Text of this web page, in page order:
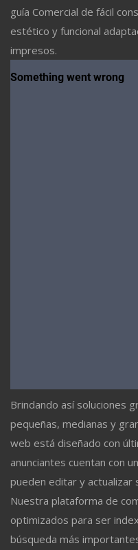
guía Comercial de fácil
estético y funcional
impresos.
Brindando así soluciones
pequeñas, medianas y
web está diseñado con
anunciantes cuentan con
pueden editar y actualizar
Nuestra plataforma de
optimizados para ser
búsqueda más